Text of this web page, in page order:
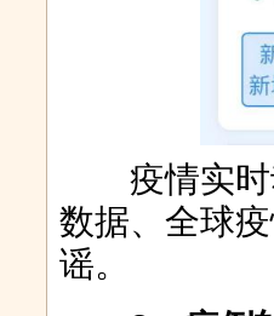
疫情实时
数据、全球
谣。